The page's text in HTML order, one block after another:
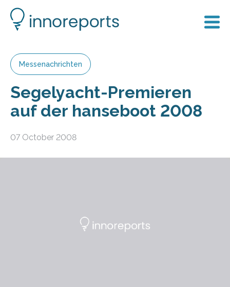
Messenachrichten
Segelyacht-Premieren
auf der hanseboot 2008
07 October 2008